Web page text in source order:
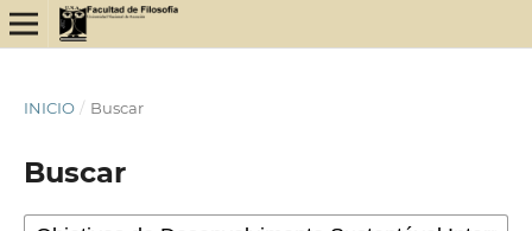
INICIO / Buscar
Buscar